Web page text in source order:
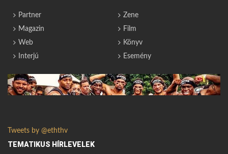
Partner
Magazin
Web
Interjú
Zene
Film
Könyv
Esemény
Tweets by @eththv
TEMATIKUS HÍRLEVELEK